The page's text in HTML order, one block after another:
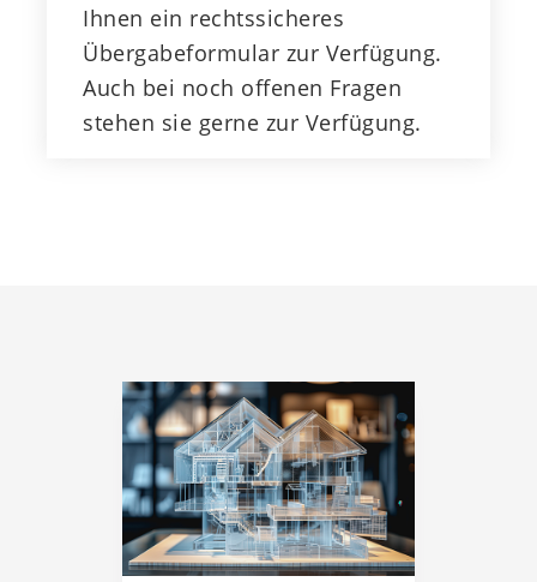
Ihnen ein rechtssicheres
Übergabeformular zur Verfügung.
Auch bei noch offenen Fragen
stehen sie gerne zur Verfügung.